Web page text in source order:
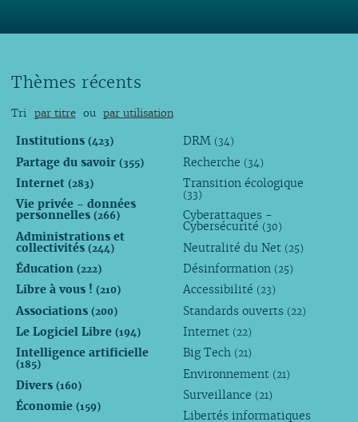
Thèmes récents
Tri par titre ou par utilisation
Institutions (423)
Partage du savoir (355)
Internet (283)
Vie privée - données
personnelles (266)
Administrations et
collectivités (244)
Éducation (222)
Libre à vous ! (210)
Associations (200)
Le Logiciel Libre (194)
Intelligence artificielle
(185)
Divers (160)
Économie (159)
DRM (34)
Recherche (34)
Transition écologique
(33)
Cyberattaques -
Cybersécurité (30)
Neutralité du Net (25)
Désinformation (25)
Accessibilité (23)
Standards ouverts (22)
Internet (22)
Big Tech (21)
Environnement (21)
Surveillance (21)
Libertés informatiques